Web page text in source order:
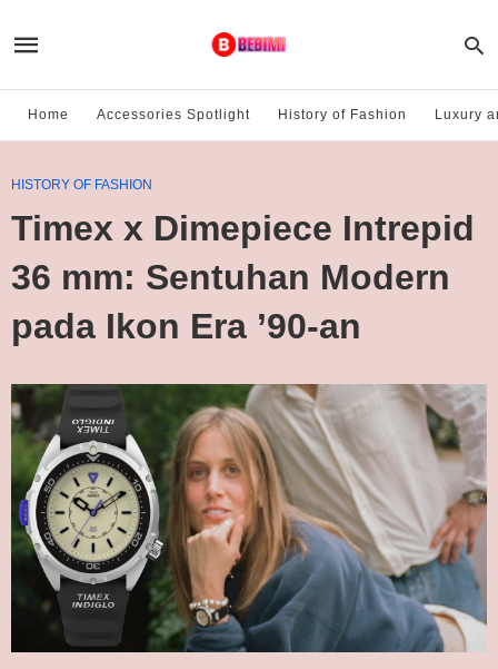
Home Accessories Spotlight History of Fashion Luxury
HISTORY OF FASHION
Timex x Dimepiece Intrepid
36 mm: Sentuhan Modern
pada Ikon Era ’90-an